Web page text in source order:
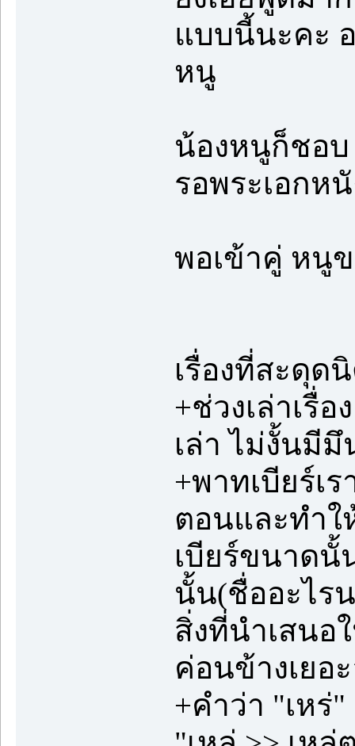
แบบนี้นะคะ
หนู
น้องหนูก็ชอบ
รอพระเอกห
พอเข้าคู่ หนู
เรื่องที่สะดุด
+ช่วงเล่าเรื่
เล่า ไม่งั้นมีมึ
+พาทเบียร์เ
ตอนและทำใ
เบียร์ขนาดนั้
นั้น(ชื่ออะไร
สิ่งที่นำเสนอ
ค่อนข้างเยอ
+คำว่า "เหร่